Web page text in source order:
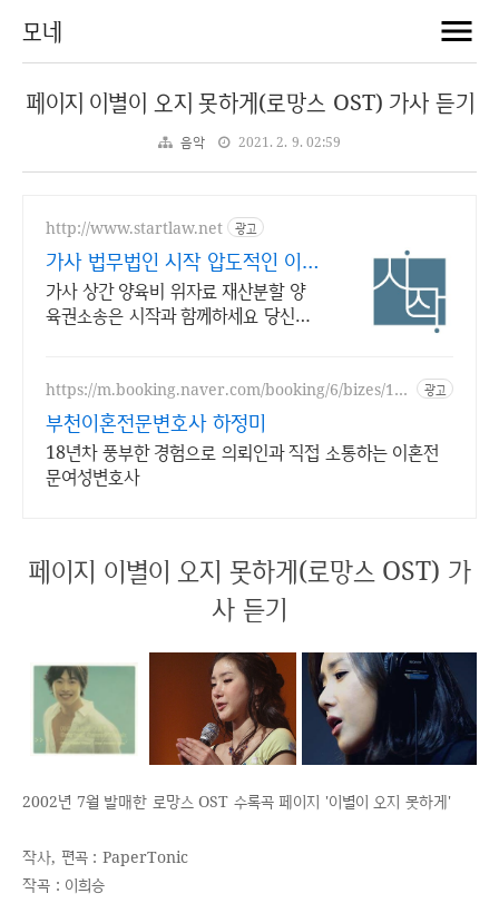
모네
페이지 이별이 오지 못하게(로망스 OST) 가사 듣기
음악 2021. 2. 9. 02:59
http://www.startlaw.net 광고
가사 법무법인 시작 압도적인 이혼
소송 승소사례
가사 상간 양육비 위자료 재산분할 양
육권소송은 시작과 함께하세요 당신의
https://m.booking.naver.com/booking/6/bizes/147
광고
부천이혼전문변호사 하정미
18년차 풍부한 경험으로 의뢰인과 직접 소통하는 이혼전
문여성변호사
페이지 이별이 오지 못하게(로망스 OST) 가
사 듣기
2002년 7월 발매한 로망스 OST 수록곡 페이지 '이별이 오지 못하게'
작사, 편곡 : PaperTonic
작곡 : 이희승